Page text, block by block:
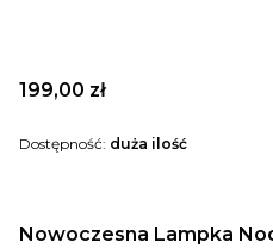
Cena
199,00 zł
Dostępność: duża ilość
Nowoczesna Lampka